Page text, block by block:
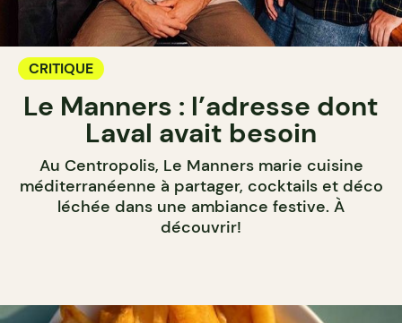
CRITIQUE
Le Manners : l’adresse dont
Laval avait besoin
Au Centropolis, Le Manners marie cuisine
méditerranéenne à partager, cocktails et déco
léchée dans une ambiance festive. À
découvrir!